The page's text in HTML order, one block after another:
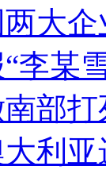
大
李某
部
利